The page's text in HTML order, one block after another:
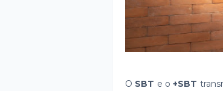
O SBT e o+SBT